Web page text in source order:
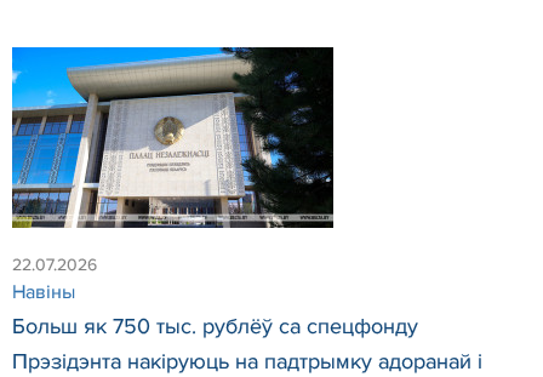
22.07.2026
Навіны
Больш як 750 тыс. рублёў са спецфонду
Прэзідэнта накіруюць на падтрымку адоранай і